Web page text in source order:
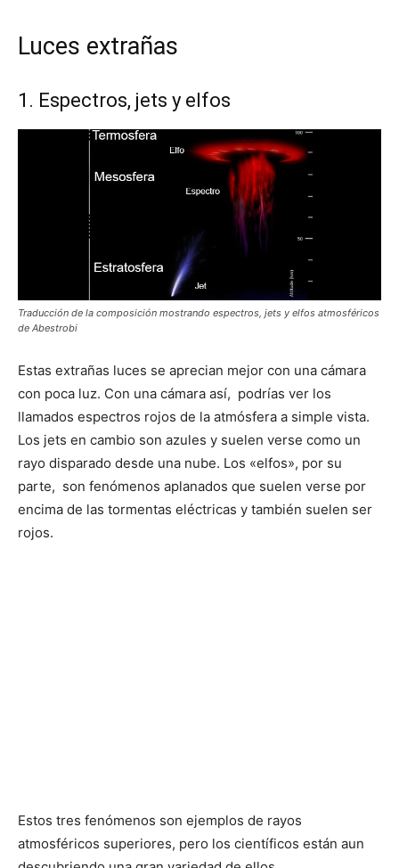
Luces extrañas
1. Espectros, jets y elfos
Traducción de la composición mostrando espectros, jets y elfos atmosféricos
de Abestrobi
Estas extrañas luces se aprecian mejor con una cámara
con poca luz. Con una cámara así, podrías ver los
llamados espectros rojos de la atmósfera a simple vista.
Los jets en cambio son azules y suelen verse como un
rayo disparado desde una nube. Los «elfos», por su
parte, son fenómenos aplanados que suelen verse por
encima de las tormentas eléctricas y también suelen ser
rojos.
Estos tres fenómenos son ejemplos de rayos
atmosféricos superiores, pero los científicos están aun